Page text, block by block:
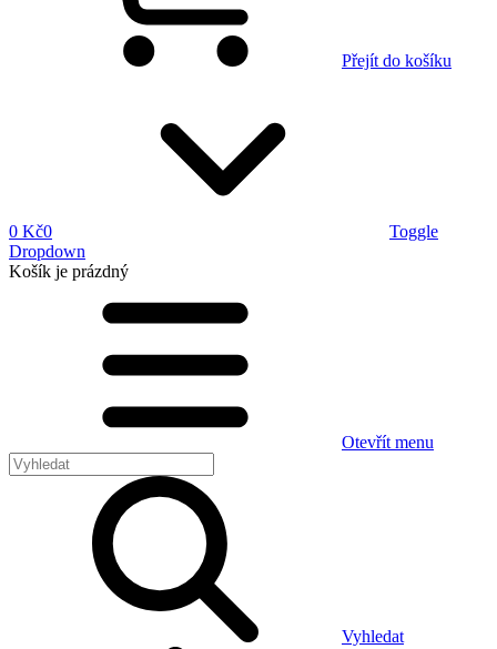
Přejít do košíku
0 Kč0
Toggle
Dropdown
Košík je prázdný
Otevřít menu
Vyhledat